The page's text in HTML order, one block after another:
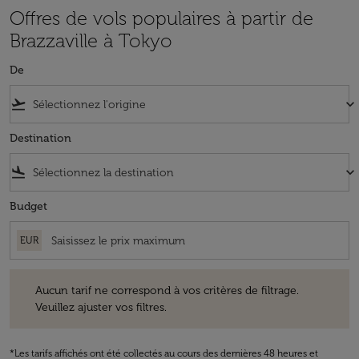
Offres de vols populaires à partir de
Brazzaville à Tokyo
De
flight_takeoff keyboard_arrow_down
Destination
flight_land keyboard_arrow_down
Budget
EUR
Aucun tarif ne correspond à vos critères de filtrage.
Veuillez ajuster vos filtres.
*Les tarifs affichés ont été collectés au cours des dernières 48 heures et